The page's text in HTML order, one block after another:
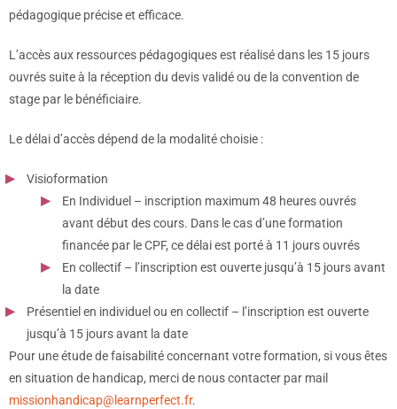
pédagogique précise et efficace.
L’accès aux ressources pédagogiques est réalisé dans les 15 jours
ouvrés suite à la réception du devis validé ou de la convention de
stage par le bénéficiaire.
Le délai d’accès dépend de la modalité choisie :
Visioformation
En Individuel – inscription maximum 48 heures ouvrés
avant début des cours. Dans le cas d’une formation
financée par le CPF, ce délai est porté à 11 jours ouvrés
En collectif – l’inscription est ouverte jusqu’à 15 jours avant
la date
Présentiel en individuel ou en collectif – l’inscription est ouverte
jusqu’à 15 jours avant la date
Pour une étude de faisabilité concernant votre formation, si vous êtes
en situation de handicap, merci de nous contacter par mail
missionhandicap@learnperfect.fr.